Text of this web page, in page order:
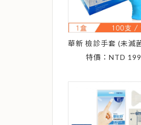
特價：NTD 199